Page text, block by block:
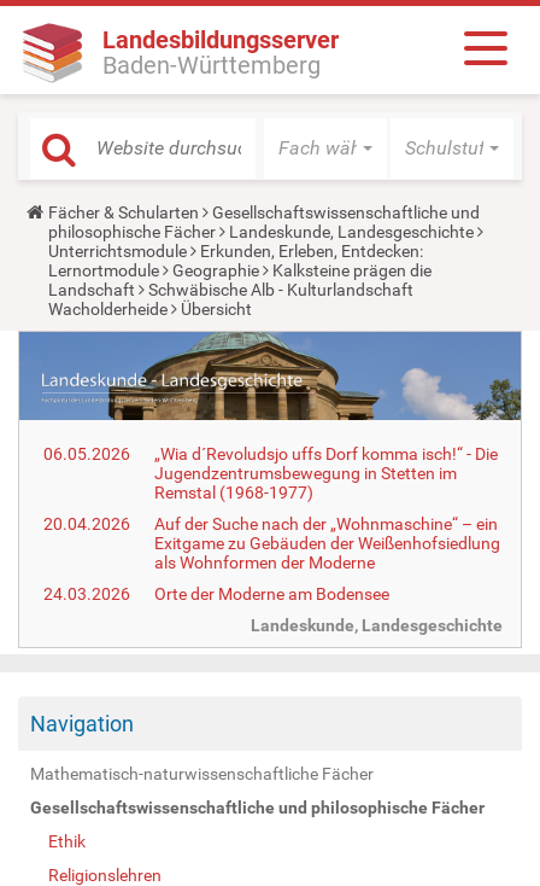
Landesbildungsserver
Baden-Württemberg
Fach wählen Schulstufe
Y
o
u
a
r
e
h
e
:
Fächer & Schularten
Gesellschaftswissenschaftliche und
philosophische Fächer
Landeskunde, Landesgeschichte
Unterrichtsmodule
Erkunden, Erleben, Entdecken:
Lernortmodule
Geographie
Kalksteine prägen die
Landschaft
Schwäbische Alb - Kulturlandschaft
Wacholderheide
Übersicht
06.05.2026
„Wia d´Revoludsjo uffs Dorf komma isch!“ - Die
Jugendzentrumsbewegung in Stetten im
Remstal (1968-1977)
20.04.2026
Auf der Suche nach der „Wohnmaschine“ – ein
Exitgame zu Gebäuden der Weißenhofsiedlung
als Wohnformen der Moderne
24.03.2026
Orte der Moderne am Bodensee
Landeskunde, Landesgeschichte
Navigation
Mathematisch-naturwissenschaftliche Fächer
Gesellschaftswissenschaftliche und philosophische Fächer
Ethik
Religionslehren